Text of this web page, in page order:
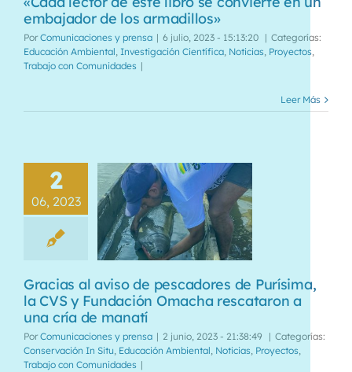
embajador de los armadillos»
Por Comunicaciones y prensa | 6 julio, 2023 - 15:13:20 | Categorías:
Educación Ambiental, Investigación Científica, Noticias, Proyectos,
Trabajo con Comunidades |
Leer Más
2
06, 2023
Gracias al aviso de pescadores de Purísima,
la CVS y Fundación Omacha rescataron a
una cría de manatí
Por Comunicaciones y prensa | 2 junio, 2023 - 21:38:49 | Categorías:
Conservación In Situ, Educación Ambiental, Noticias, Proyectos,
Trabajo con Comunidades |